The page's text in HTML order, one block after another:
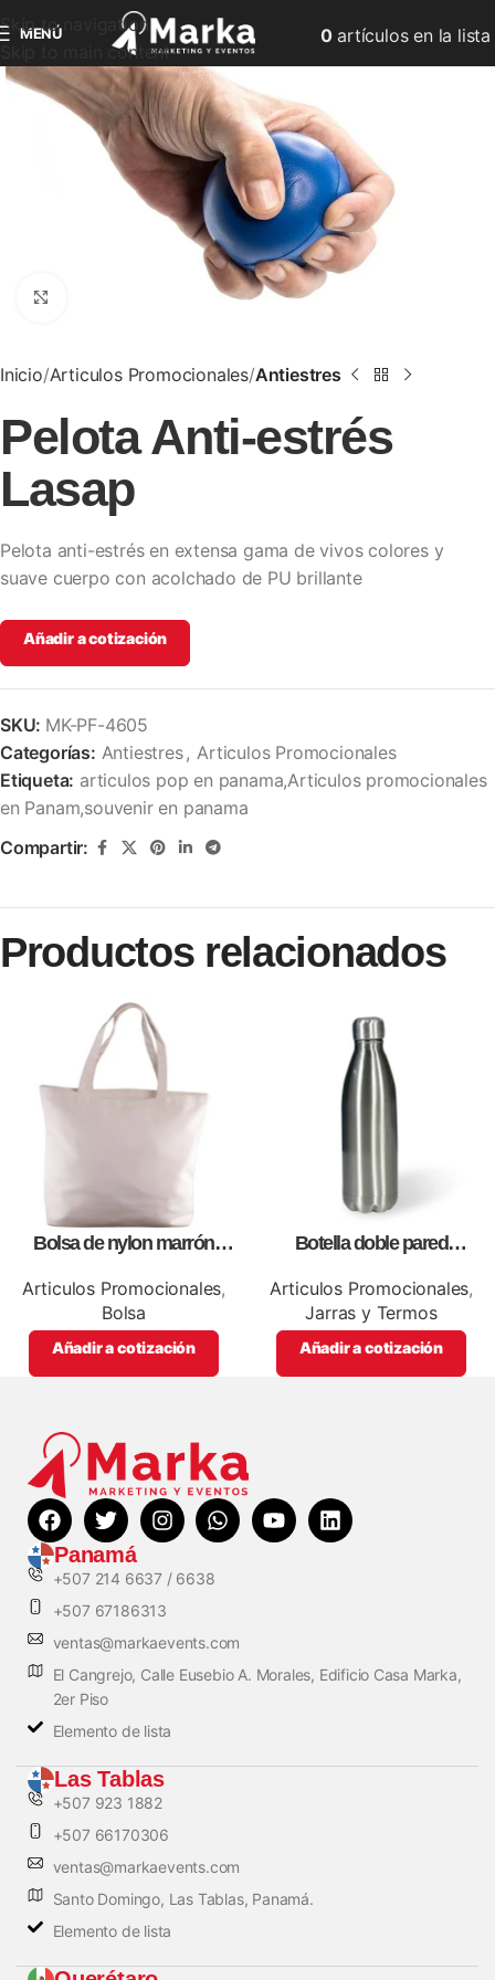
Skip to navigation
Skip to main content
MENÚ 0artículosen la lista
Inicio Articulos Promocionales Antiestres
Pelota Anti-estrés
Lasap
Pelota anti-estrés en extensa gama de vivos colores y
suave cuerpo con acolchado de PU brillante
Añadir a cotización
SKU: MK-PF-4605
Categorías: Antiestres , Articulos Promocionales
Etiqueta: articulos pop en panama,Articulos promocionales
en Panam,souvenir en panama
Compartir:
Productos relacionados
Bolsa de nylon marrón
color
Articulos Promocionales,
Bolsa
Añadir a cotización
Botella doble pared
Articulos Promocionales,
Jarras y Termos
Añadir a cotización
Panamá
+507 214 6637 / 6638
+507 67186313
ventas@markaevents.com
El Cangrejo, Calle Eusebio A. Morales, Edificio Casa Marka,
2er Piso
Elemento de lista
Las Tablas
+507 923 1882
+507 66170306
ventas@markaevents.com
Santo Domingo, Las Tablas, Panamá.
Elemento de lista